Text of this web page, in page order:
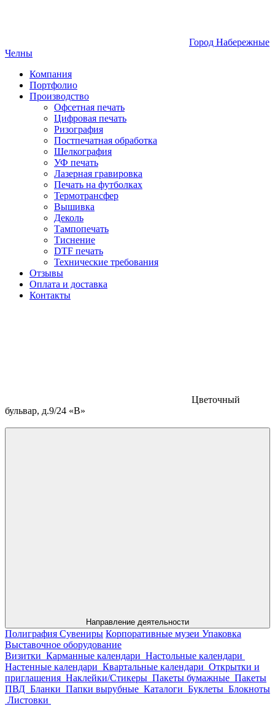
Город Набережные
Челны
Компания
Портфолио
Производство
Офсетная печать
Цифровая печать
Ризография
Постпечатная обработка
Шелкография
УФ печать
Лазерная гравировка
Печать на футболках
Термотрансфер
Вышивка
Деколь
Тампопечать
Тиснение
DTF печать
Технические требования
Отзывы
Оплата и доставка
Контакты
Цветочный
бульвар, д.9/24 «В»
Направление деятельности
Полиграфия Сувениры Корпоративные музеи Упаковка
Выставочное оборудование
Визитки Карманные календари Настольные календари
Настенные календари Квартальные календари Открытки и
приглашения Наклейки/Стикеры Пакеты бумажные Пакеты
ПВД Бланки Папки вырубные Каталоги Буклеты Блокноты
Листовки